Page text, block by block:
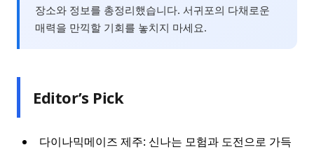
장소와 정보를 총정리했습니다. 서귀포의 다채로운
매력을 만끽할 기회를 놓치지 마세요.
Editor’s Pick
다이나믹메이즈 제주: 신나는 모험과 도전으로 가득